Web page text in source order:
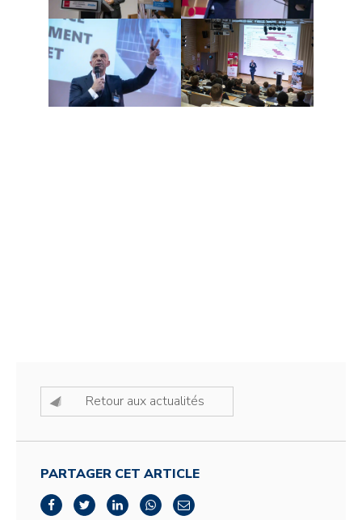
Retour aux actualités
PARTAGER CET ARTICLE